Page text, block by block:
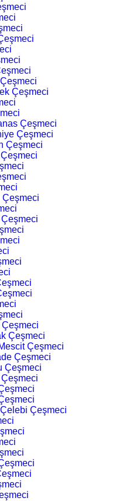
Çeşmeci
Çeşmeci
Çeşmeci
Çeşmeci
Çeşmeci
Çeşmeci
Çeşmeci
Çeşmeci
Çeşmeci
Çeşmeci
Çeşmeci
Çeşmeci
Çeşmeci